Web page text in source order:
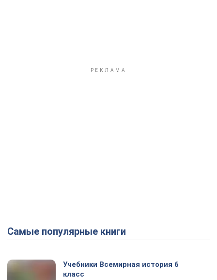
Самые популярные книги
Учебники Всемирная история 6
класс